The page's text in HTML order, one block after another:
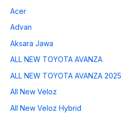
Acer
Advan
Aksara Jawa
ALL NEW TOYOTA AVANZA
ALL NEW TOYOTA AVANZA 2025
All New Veloz
All New Veloz Hybrid